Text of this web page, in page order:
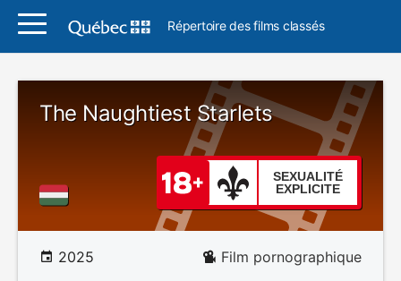
Répertoire des films classés
The Naughtiest Starlets
SEXUALITÉ
EXPLICITE
2025 Film pornographique